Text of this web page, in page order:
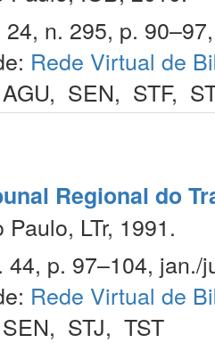
n. 295, p.
Rede Virtual de
AGU, SEN, STF,
Regional do
LTr, 1991.
p. 97–104, jan./
Rede Virtual de
SEN, STJ, TST